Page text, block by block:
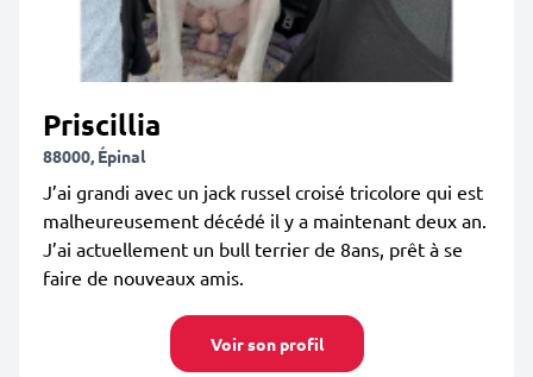
Priscillia
88000, Épinal
J’ai grandi avec un jack russel croisé tricolore qui est
malheureusement décédé il y a maintenant deux an.
J’ai actuellement un bull terrier de 8ans, prêt à se
faire de nouveaux amis.
Voir son profil